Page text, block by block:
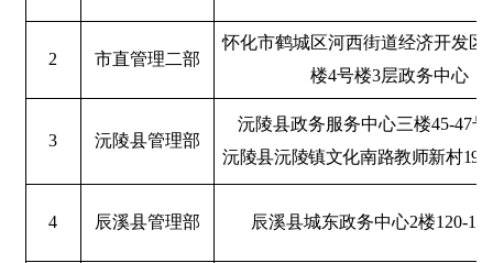
2 市直管理二部
怀化市鹤城区河西街道经济开发区
楼4号楼3层政务中心
3 沅陵县管理部
沅陵县政务服务中心三楼45-47号
沅陵县沅陵镇文化南路教师新村19
4 辰溪县管理部 辰溪县城东政务中心2楼120-121